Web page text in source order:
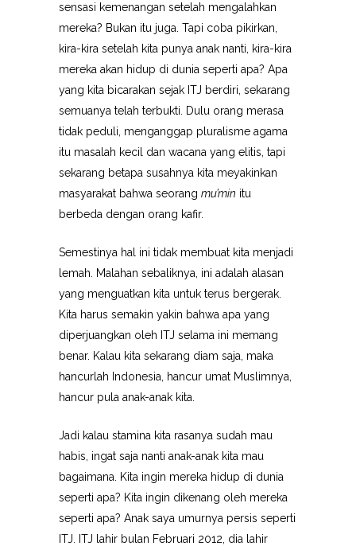
sensasi kemenangan setelah mengalahkan
mereka? Bukan itu juga. Tapi coba pikirkan,
kira-kira setelah kita punya anak nanti, kira-kira
mereka akan hidup di dunia seperti apa? Apa
yang kita bicarakan sejak ITJ berdiri, sekarang
semuanya telah terbukti. Dulu orang merasa
tidak peduli, menganggap pluralisme agama
itu masalah kecil dan wacana yang elitis, tapi
sekarang betapa susahnya kita meyakinkan
masyarakat bahwa seorang mu’min itu
berbeda dengan orang kafir.
Semestinya hal ini tidak membuat kita menjadi
lemah. Malahan sebaliknya, ini adalah alasan
yang menguatkan kita untuk terus bergerak.
Kita harus semakin yakin bahwa apa yang
diperjuangkan oleh ITJ selama ini memang
benar. Kalau kita sekarang diam saja, maka
hancurlah Indonesia, hancur umat Muslimnya,
hancur pula anak-anak kita.
Jadi kalau stamina kita rasanya sudah mau
habis, ingat saja nanti anak-anak kita mau
bagaimana. Kita ingin mereka hidup di dunia
seperti apa? Kita ingin dikenang oleh mereka
seperti apa? Anak saya umurnya persis seperti
ITJ. ITJ lahir bulan Februari 2012, dia lahir